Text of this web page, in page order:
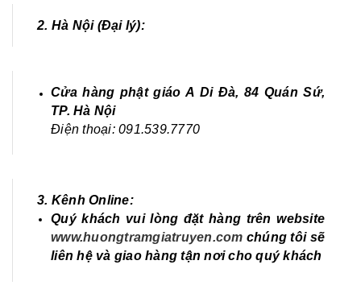
2. Hà Nội (Đại lý):
Cửa hàng phật giáo A Di Đà, 84 Quán Sứ,
TP. Hà Nội
Điện thoại: 091.539.7770
3. Kênh Online:
Quý khách vui lòng đặt hàng trên website
www.huongtramgiatruyen.com chúng tôi sẽ
liên hệ và giao hàng tận nơi cho quý khách